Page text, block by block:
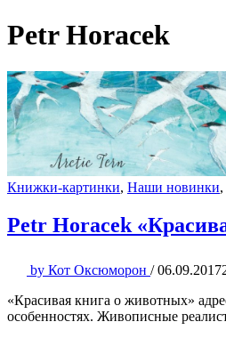
Petr Horacek
Книжки-картинки, Наши новинки,
Petr Horacek
by Кот Оксюморон / 06.09.2017
«Красивая книга о животных»
особенностях. Живописные